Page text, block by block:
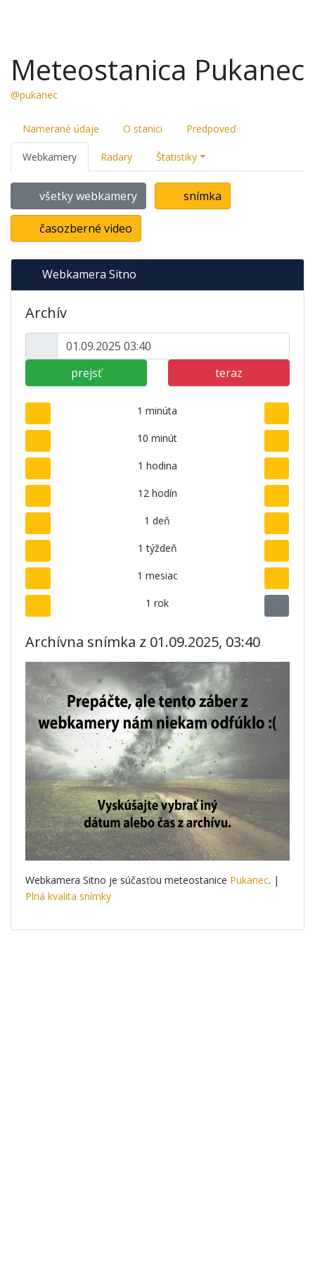
Meteostanica Pukanec
@pukanec
Namerané údaje O stanici Predpoveď
Webkamery Radary Štatistiky
všetky webkamery snímka
časozberné video
Webkamera Sitno
Archív
prejsť teraz
1 minúta
10 minút
1 hodina
12 hodín
1 deň
1 týždeň
1 mesiac
1 rok
Archívna snímka z 01.09.2025, 03:40
Webkamera Sitno je súčasťou meteostanice Pukanec. |
Plná kvalita snímky